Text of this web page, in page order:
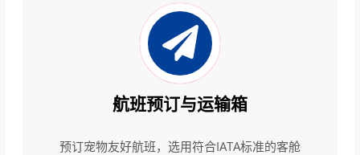
航班预订与运输箱
预订宠物友好航班，选用符合IATA标准的客舱